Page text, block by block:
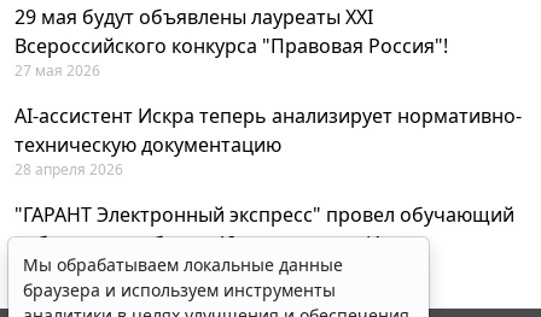
29 мая будут объявлены лауреаты XXI
Всероссийского конкурса "Правовая Россия"!
27 мая 2026
AI-ассистент Искра теперь анализирует нормативно-
техническую документацию
28 апреля 2026
"ГАРАНТ Электронный экспресс" провел обучающий
вебинар по работе с AI-ассистентом Искра
23 апреля 2026
Мы обрабатываем локальные данные
браузера и используем инструменты